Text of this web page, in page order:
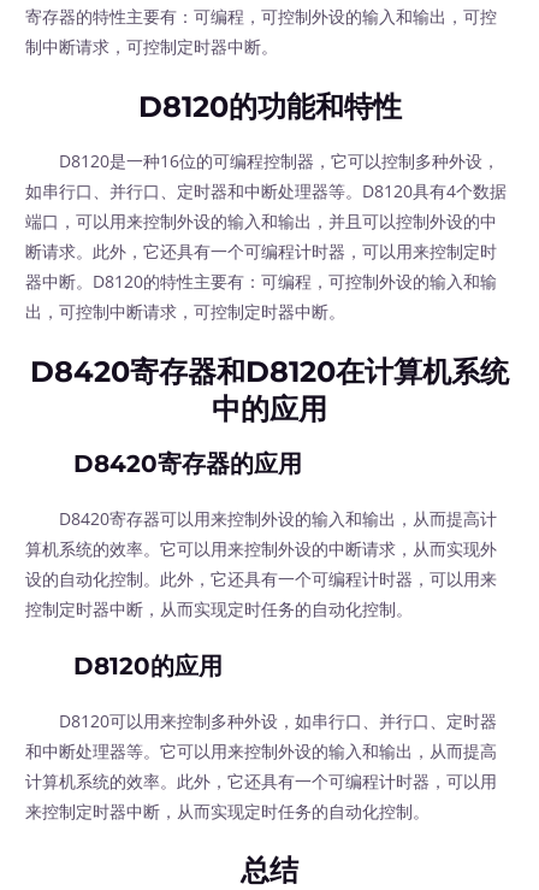
寄存器的特性主要有：可编程，可控制外设的输入和输出，可控
制中断请求，可控制定时器中断。
D8120的功能和特性
D8120是一种16位的可编程控制器，它可以控制多种外设，
如串行口、并行口、定时器和中断处理器等。D8120具有4个数据
端口，可以用来控制外设的输入和输出，并且可以控制外设的中
断请求。此外，它还具有一个可编程计时器，可以用来控制定时
器中断。D8120的特性主要有：可编程，可控制外设的输入和输
出，可控制中断请求，可控制定时器中断。
D8420寄存器和D8120在计算机系统
中的应用
D8420寄存器的应用
D8420寄存器可以用来控制外设的输入和输出，从而提高计
算机系统的效率。它可以用来控制外设的中断请求，从而实现外
设的自动化控制。此外，它还具有一个可编程计时器，可以用来
控制定时器中断，从而实现定时任务的自动化控制。
D8120的应用
D8120可以用来控制多种外设，如串行口、并行口、定时器
和中断处理器等。它可以用来控制外设的输入和输出，从而提高
计算机系统的效率。此外，它还具有一个可编程计时器，可以用
来控制定时器中断，从而实现定时任务的自动化控制。
总结